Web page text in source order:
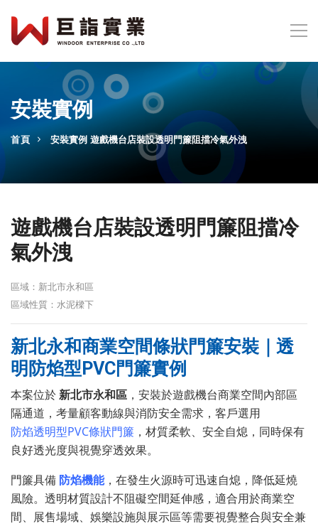
安裝實例
首頁 安裝實例 遊戲機台店裝設透明門簾阻擋冷氣外洩
遊戲機台店裝設透明門簾阻擋冷
氣外洩
區域：新北市永和區
區域性質：水泥樑下
新北永和商業空間條狀門簾安裝｜透
明防焰型PVC門簾實例
本案位於新北市永和區 ，安裝於遊戲機台商業空間內部區
隔通道，考量顧客動線與消防安全需求，客戶選用
防焰透明型PVC條狀門簾 ，材質柔軟、安全自熄，同時保有
良好透光度與視覺穿透效果。
門簾具備 防焰機能，在發生火源時可迅速自熄，降低延燒
風險。透明材質設計不阻礙空間延伸感，適合用於商業空
間、展售場域、娛樂設施與展示區等需要視覺整合與安全兼